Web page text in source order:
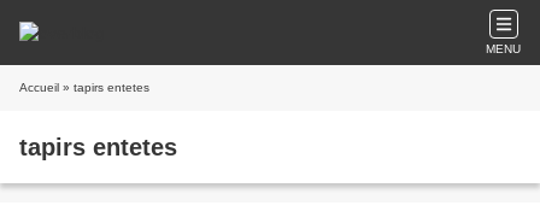
MENU
Accueil » tapirs entetes
tapirs entetes